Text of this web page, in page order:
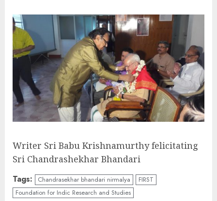
Writer Sri Babu Krishnamurthy felicitating
Sri Chandrashekhar Bhandari
Tags: Chandrasekhar bhandari nirmalya
FIRST
Foundation for Indic Research and Studies